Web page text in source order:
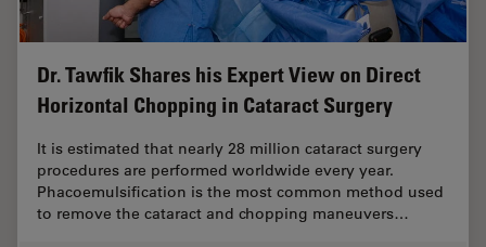
Dr. Tawfik Shares his Expert View on Direct
Horizontal Chopping in Cataract Surgery
It is estimated that nearly 28 million cataract surgery
procedures are performed worldwide every year.
Phacoemulsification is the most common method used
to remove the cataract and chopping maneuvers…